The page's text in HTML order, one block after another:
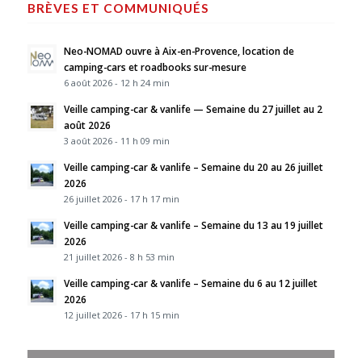
BRÈVES ET COMMUNIQUÉS
Neo-NOMAD ouvre à Aix-en-Provence, location de
camping-cars et roadbooks sur-mesure
6 août 2026 - 12 h 24 min
Veille camping-car & vanlife — Semaine du 27 juillet au 2
août 2026
3 août 2026 - 11 h 09 min
Veille camping-car & vanlife – Semaine du 20 au 26 juillet
2026
26 juillet 2026 - 17 h 17 min
Veille camping-car & vanlife – Semaine du 13 au 19 juillet
2026
21 juillet 2026 - 8 h 53 min
Veille camping-car & vanlife – Semaine du 6 au 12 juillet
2026
12 juillet 2026 - 17 h 15 min